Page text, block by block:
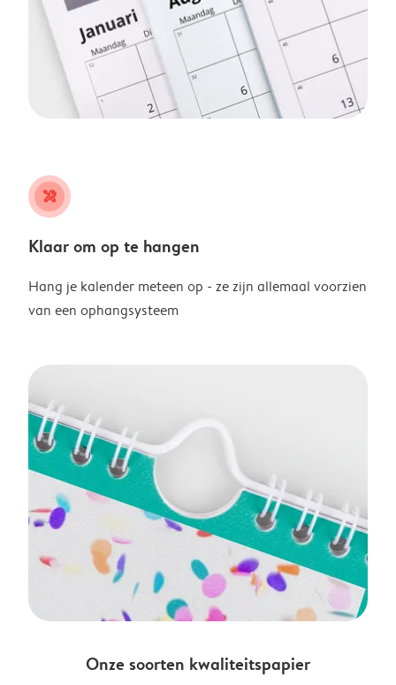
tools
Klaar om op te hangen
Hang je kalender meteen op - ze zijn allemaal voorzien
van een ophangsysteem
Onze soorten kwaliteitspapier